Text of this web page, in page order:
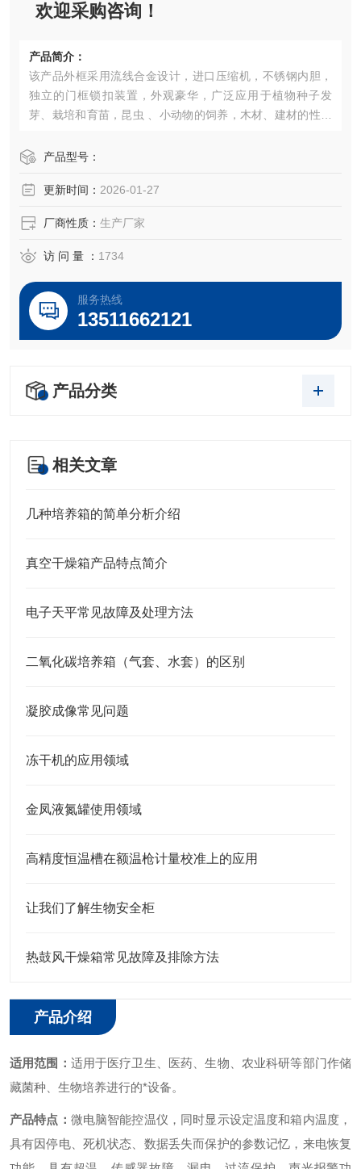
欢迎采购咨询！
产品简介：
该产品外框采用流线合金设计，进口压缩机，不锈钢内胆，
独立的门框锁扣装置，外观豪华，广泛应用于植物种子发
芽、栽培和育苗，昆虫 、小动物的饲养，木材、建材的性能
制）。产品型号：
更新时间： 2026-01-27
厂商性质： 生产厂家
访 问 量 ： 1734
服务热线
13511662121
产品分类
相关文章
几种培养箱的简单分析介绍
真空干燥箱产品特点简介
电子天平常见故障及处理方法
二氧化碳培养箱（气套、水套）的区别
凝胶成像常见问题
冻干机的应用领域
金凤液氮罐使用领域
高精度恒温槽在额温枪计量校准上的应用
让我们了解生物安全柜
热鼓风干燥箱常见故障及排除方法
产品介绍
适用范围： 适用于医疗卫生、医药、生物、农业科研等部门作储
藏菌种、生物培养进行的*设备。
产品特点： 微电脑智能控温仪，同时显示设定温度和箱内温度，
具有因停电、死机状态、数据丢失而保护的参数记忆，来电恢复